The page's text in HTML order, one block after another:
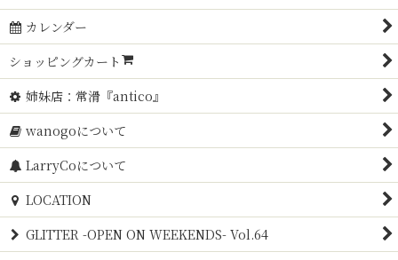
カレンダー
ショッピングカート
姉妹店：常滑『antico』
wanogoについて
LarryCoについて
LOCATION
GLITTER -OPEN ON WEEKENDS- Vol.64